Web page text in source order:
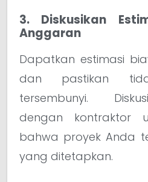
3. Diskusikan
Anggaran
Dapatkan estimasi
dan pastikan
tersembunyi.
dengan kontraktor
bahwa proyek Anda
yang ditetapkan.